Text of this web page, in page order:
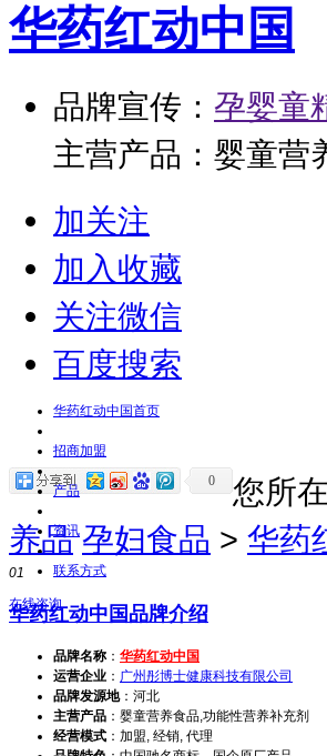
华药红动中国
品牌宣传： 孕婴童
主营产品：婴童营
加关注
加入收藏
关注微信
百度搜索
华药红动中国首页
招商加盟
产品
资讯
联系方式
在线咨询
0 您所
养品 孕妇食品 > 华药
01
华药红动中国品牌介绍
品牌名称 ： 华药红动中国
运营企业 ： 广州彤博士健康科技有限公司
品牌发源地：河北
主营产品 ：婴童营养食品,功能性营养补充剂
经营模式 ：加盟, 经销, 代理